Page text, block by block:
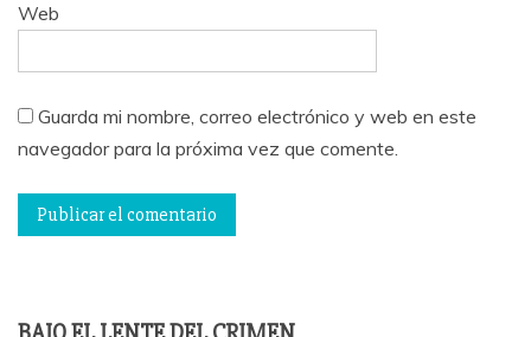
Web
Guarda mi nombre, correo electrónico y web en este
navegador para la próxima vez que comente.